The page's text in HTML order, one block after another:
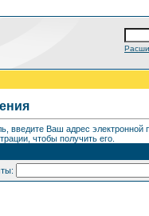
введите Ваш адрес электронной
чтобы получить его.